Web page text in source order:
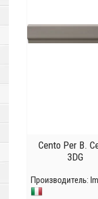
Cento Per B.
3DG
Производитель: